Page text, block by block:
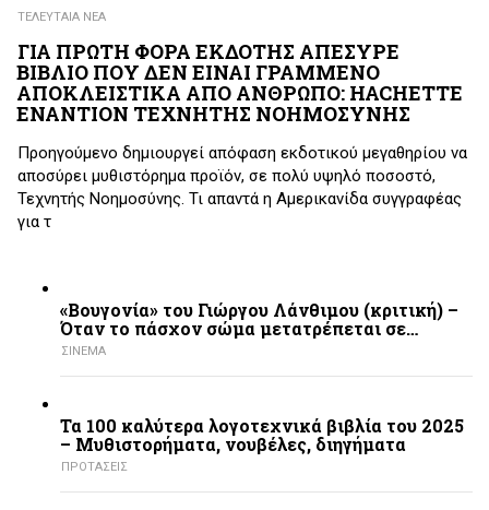
ΤΕΛΕΥΤΑΙΑ ΝΕΑ
ΓΙΑ ΠΡΩΤΗ ΦΟΡΑ ΕΚΔΟΤΗΣ ΑΠΕΣΥΡΕ
ΒΙΒΛΙΟ ΠΟΥ ΔΕΝ ΕΙΝΑΙ ΓΡΑΜΜΕΝΟ
ΑΠΟΚΛΕΙΣΤΙΚΑ ΑΠΟ ΑΝΘΡΩΠΟ: HACHETTE
ΕΝΑΝΤΙΟΝ ΤΕΧΝΗΤΗΣ ΝΟΗΜΟΣΥΝΗΣ
Προηγούμενο δημιουργεί απόφαση εκδοτικού μεγαθηρίου να
αποσύρει μυθιστόρημα προϊόν, σε πολύ υψηλό ποσοστό,
Τεχνητής Νοημοσύνης. Τι απαντά η Αμερικανίδα συγγραφέας
για τ
«Βουγονία» του Γιώργου Λάνθιμου (κριτική) –
Όταν το πάσχον σώμα μετατρέπεται σε…
ΣΙΝΕΜΑ
Τα 100 καλύτερα λογοτεχνικά βιβλία του 2025
– Mυθιστορήματα, νουβέλες, διηγήματα
ΠΡΟΤΑΣΕΙΣ